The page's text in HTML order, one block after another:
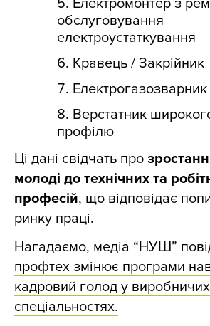
Електромонтер з
обслуговування
електроустаткування
Кравець / Закрійник
Електрогазозварник
Верстатник
профілю
Ці дані свідчать про
молоді до технічних та
професій, що відповідає
ринку праці.
Нагадаємо, медіа “НУШ”
профтех змінює програми
кадровий голод у виробничих
спеціальностях.